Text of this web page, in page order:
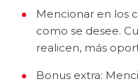
Mencionar en los
como se desee.
realicen, más
Bonus extra: